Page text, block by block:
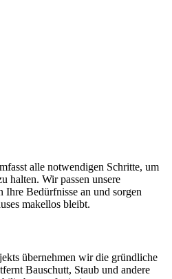
alle notwendigen Schritte, um
halten. Wir passen unsere
Bedürfnisse an und sorgen
makellos bleibt.
übernehmen wir die gründliche
Bauschutt, Staub und andere